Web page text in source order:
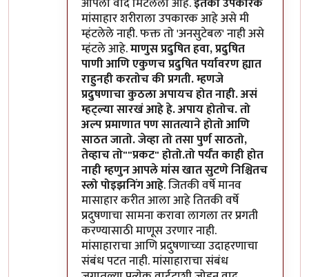
मांसाहार शरीराला उपकारक आहे असे मी
म्हंटलेले नाही. फक्त तो 'अनसुटेबल' नाही असे
म्हंटले आहे.माणुस प्रदुषित हवा, प्रदुषित
पाणी आणि एकुणच प्रदुषित पर्यावरण ह्यात
राहुनही करतोच की प्रगती. म्हणजे
प्रदुषणाचा कुठला अपायच होत नाही. असं
म्हट्ल्या सारखं आहे हे. अपाय होतोच. तो
अल्प प्रमाणात पण सातत्याने होतो आणि
साठत जातो. जेव्हा तो तसा पुर्ण साठतो,
तेव्हाच तो""प्रकट" होतो.तो पर्यंत काही होत
नाही म्हणुन आपले मांस खात सुटणे निश्चितच
स्लो पोइझनिंग आहे. जितकी वर्षे मानव
मासाहार करीत आला आहे तितकी वर्षे
प्रदुषणाचा सामना करावा लागला तर प्रगती
करण्यासाठी माणूस उरणार नाही.
मांसाहाराचा आणि प्रदुषणाच्या उदाहरणाचा
संबंध पटत नाही. मांसाहाराचा संबंध